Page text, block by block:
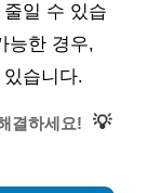
일 수 있습
능한 경우,
습니다.
결하세요! 💡